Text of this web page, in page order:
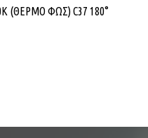
(ΘΕΡΜΟ ΦΩΣ) C37 180°